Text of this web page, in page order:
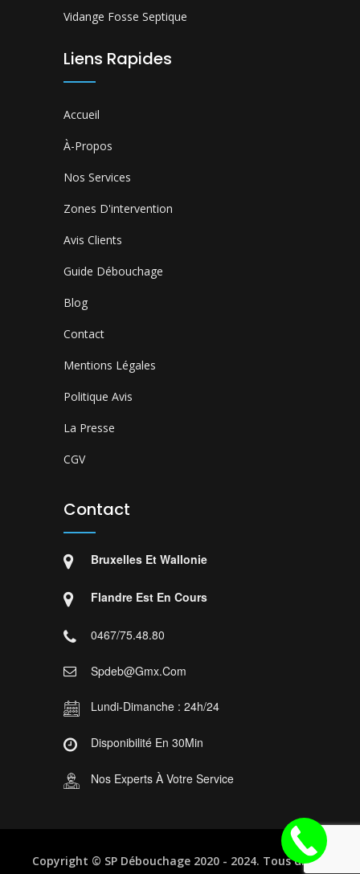
Vidange Fosse Septique
Liens Rapides
Accueil
À-Propos
Nos Services
Zones D'intervention
Avis Clients
Guide Débouchage
Blog
Contact
Mentions Légales
Politique Avis
La Presse
CGV
Contact
Bruxelles Et Wallonie
Flandre Est En Cours
0467/75.48.80
Spdeb@gmx.com
Lundi-Dimanche : 24h/24
Disponibilité En 30Min
Nos Experts À Votre Service
Copyright © SP Débouchage 2020 - 2024. Tous droits